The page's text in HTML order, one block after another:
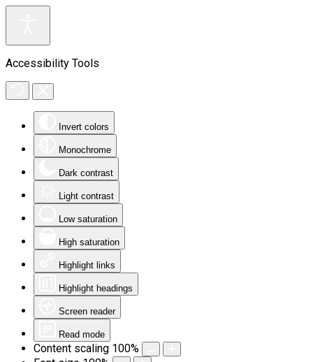
Accessibility Tools
Invert colors
Monochrome
Dark contrast
Light contrast
Low saturation
High saturation
Highlight links
Highlight headings
Screen reader
Read mode
Content scaling 100%